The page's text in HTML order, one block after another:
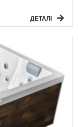
ДЕТАЛІ